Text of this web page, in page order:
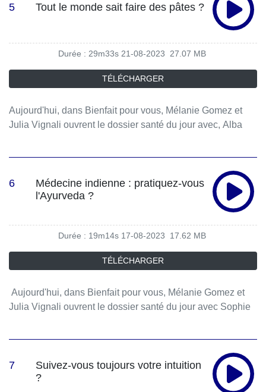
5 Tout le monde sait faire des pâtes ?
Durée : 29m33s 21-08-2023 27.07 MB
TÉLÉCHARGER
Aujourd'hui, dans Bienfait pour vous, Mélanie Gomez et
Julia Vignali ouvrent le dossier santé du jour avec, Alba
6
Médecine indienne : pratiquez-vous
l'Ayurveda ?
Durée : 19m14s 17-08-2023 17.62 MB
TÉLÉCHARGER
Aujourd'hui, dans Bienfait pour vous, Mélanie Gomez et
Julia Vignali ouvrent le dossier santé du jour avec Sophie
7
Suivez-vous toujours votre intuition
?